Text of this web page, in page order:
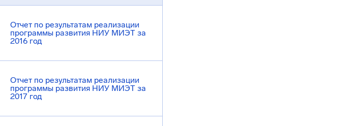
Отчет по результатам реализации
программы развития НИУ МИЭТ за
2016 год
Отчет по результатам реализации
программы развития НИУ МИЭТ за
2017 год